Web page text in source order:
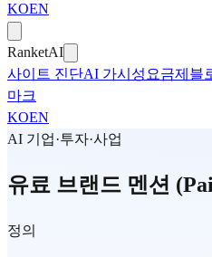
KOEN
RanketAI
사이트 진단AI 가시성 요금제 블
마크
KOEN
AI 기업·투자·사업
유료 브랜드 멘션
정의